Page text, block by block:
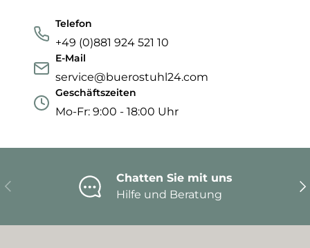
Telefon
+49 (0)881 924 521 10
E-Mail
service@buerostuhl24.com
Geschäftszeiten
Mo-Fr: 9:00 - 18:00 Uhr
Vorherige
Chatten Sie mit uns
Hilfe und Beratung